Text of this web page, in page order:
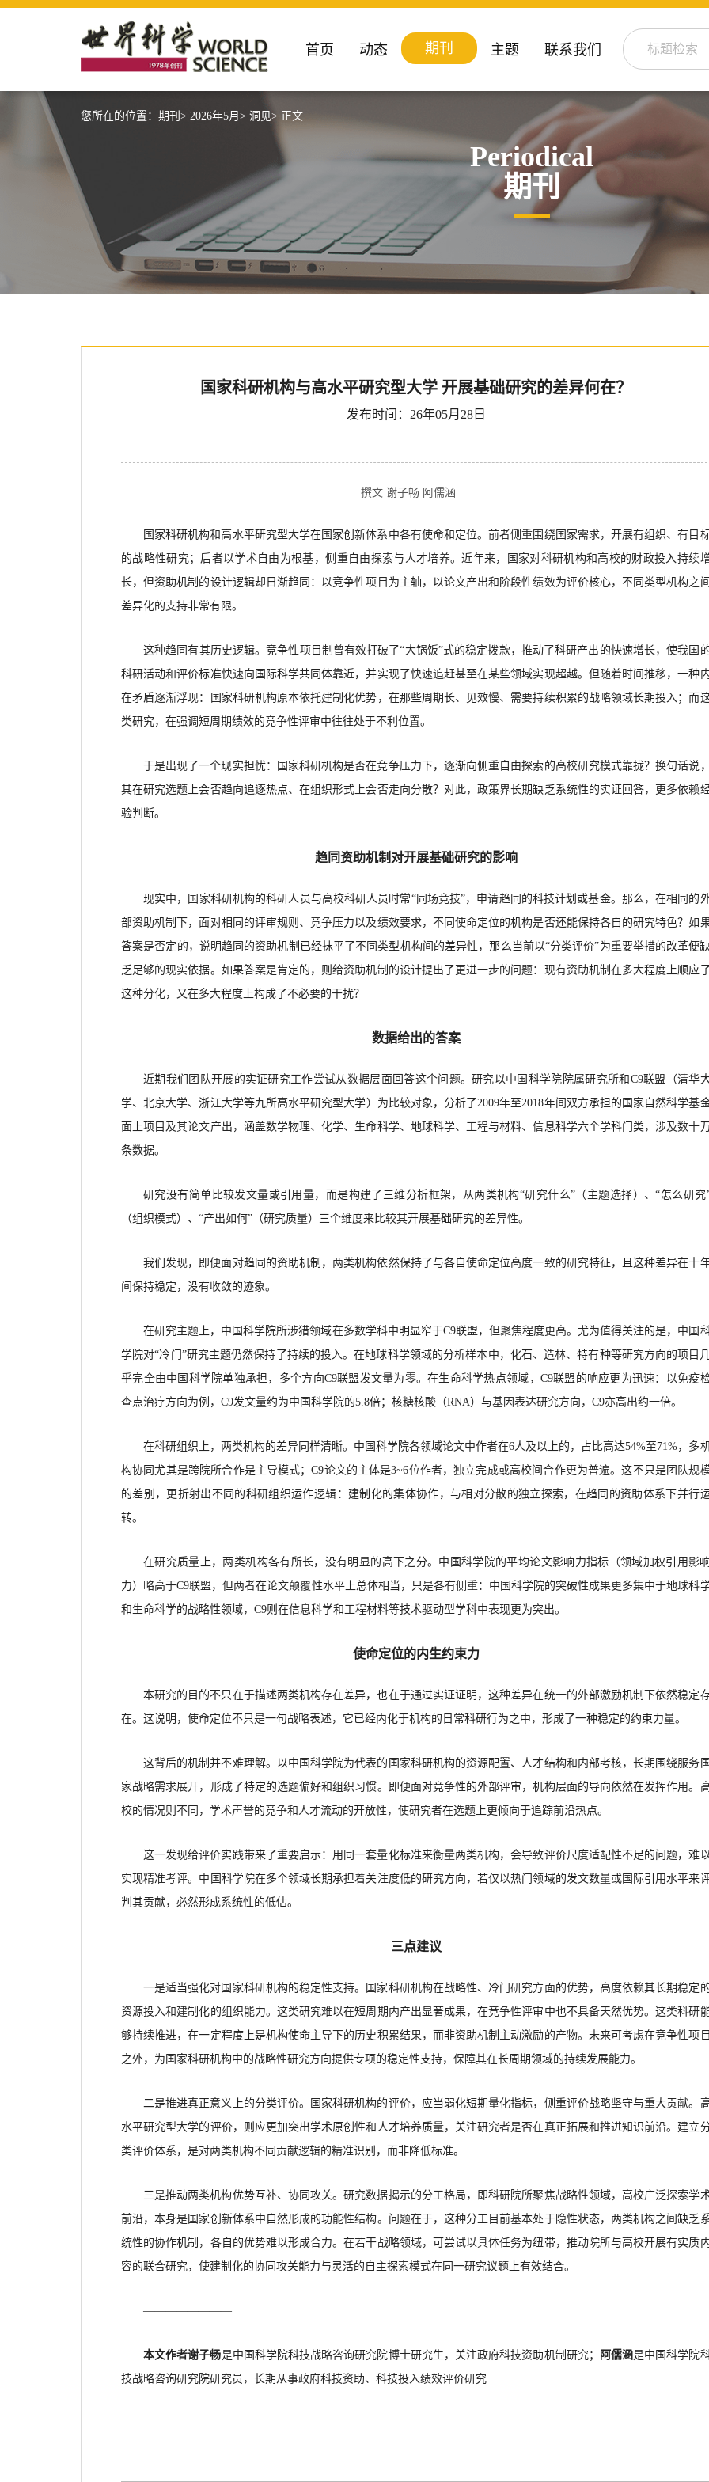
首页 动态 期刊 主题 联系我们
您所在的位置： 期刊> 2026年5月> 洞见> 正文
Periodical
期刊
国家科研机构与高水平研究型大学 开展基础研究的差异何在？
发布时间：26年05月28日
撰文 谢子畅 阿儒涵
国家科研机构和高水平研究型大学在国家创新体系中各有使命和定位。前者侧重围绕国家需求，开展有组织、有目
的战略性研究；后者以学术自由为根基，侧重自由探索与人才培养。近年来，国家对科研机构和高校的财政投入持续
长，但资助机制的设计逻辑却日渐趋同：以竞争性项目为主轴，以论文产出和阶段性绩效为评价核心，不同类型机构之间
差异化的支持非常有限。
这种趋同有其历史逻辑。竞争性项目制曾有效打破了“大锅饭”式的稳定拨款，推动了科研产出的快速增长，使我国
科研活动和评价标准快速向国际科学共同体靠近，并实现了快速追赶甚至在某些领域实现超越。但随着时间推移，一种
在矛盾逐渐浮现：国家科研机构原本依托建制化优势，在那些周期长、见效慢、需要持续积累的战略领域长期投入；而
类研究，在强调短周期绩效的竞争性评审中往往处于不利位置。
于是出现了一个现实担忧：国家科研机构是否在竞争压力下，逐渐向侧重自由探索的高校研究模式靠拢？换句话说，
其在研究选题上会否趋向追逐热点、在组织形式上会否走向分散？对此，政策界长期缺乏系统性的实证回答，更多依赖
验判断。
趋同资助机制对开展基础研究的影响
现实中，国家科研机构的科研人员与高校科研人员时常“同场竞技”，申请趋同的科技计划或基金。那么，在相同的
部资助机制下，面对相同的评审规则、竞争压力以及绩效要求，不同使命定位的机构是否还能保持各自的研究特色？如
答案是否定的，说明趋同的资助机制已经抹平了不同类型机构间的差异性，那么当前以“分类评价”为重要举措的改革便
乏足够的现实依据。如果答案是肯定的，则给资助机制的设计提出了更进一步的问题：现有资助机制在多大程度上顺应
这种分化，又在多大程度上构成了不必要的干扰？
数据给出的答案
近期我们团队开展的实证研究工作尝试从数据层面回答这个问题。研究以中国科学院院属研究所和 C9联盟（清华
学、北京大学、浙江大学等九所高水平研究型大学）为比较对象，分析了2009年至2018年间双方承担的国家自然科学基
面上项目及其论文产出，涵盖数学物理、化学、生命科学、地球科学、工程与材料、信息科学六个学科门类，涉及数十万
条数据。
研究没有简单比较发文量或引用量，而是构建了三维分析框架，从两类机构“研究什么”（主题选择）、“怎么研究
（组织模式）、“产出如何”（研究质量）三个维度来比较其开展基础研究的差异性。
我们发现，即便面对趋同的资助机制，两类机构依然保持了与各自使命定位高度一致的研究特征，且这种差异在十
间保持稳定，没有收敛的迹象。
在研究主题上，中国科学院所涉猎领域在多数学科中明显窄于C9联盟，但聚焦程度更高。尤为值得关注的是，中国
学院对“冷门”研究主题仍然保持了持续的投入。在地球科学领域的分析样本中，化石、造林、特有种等研究方向的项目
乎完全由中国科学院单独承担，多个方向C9联盟发文量为零。在生命科学热点领域，C9联盟的响应更为迅速：以免疫
查点治疗方向为例，C9发文量约为中国科学院的5.8倍；核糖核酸（RNA）与基因表达研究方向，C9亦高出约一倍。
在科研组织上，两类机构的差异同样清晰。中国科学院各领域论文中作者在6人及以上的，占比高达54%至71%，多
构协同尤其是跨院所合作是主导模式；C9论文的主体是3~6位作者，独立完成或高校间合作更为普遍。这不只是团队规
的差别，更折射出不同的科研组织运作逻辑：建制化的集体协作，与相对分散的独立探索，在趋同的资助体系下并行
转。
在研究质量上，两类机构各有所长，没有明显的高下之分。中国科学院的平均论文影响力指标（领域加权引用影响
力）略高于C9联盟，但两者在论文颠覆性水平上总体相当，只是各有侧重：中国科学院的突破性成果更多集中于地球科
和生命科学的战略性领域，C9则在信息科学和工程材料等技术驱动型学科中表现更为突出。
使命定位的内生约束力
本研究的目的不只在于描述两类机构存在差异，也在于通过实证证明，这种差异在统一的外部激励机制下依然稳定
在。这说明，使命定位不只是一句战略表述，它已经内化于机构的日常科研行为之中，形成了一种稳定的约束力量。
这背后的机制并不难理解。以中国科学院为代表的国家科研机构的资源配置、人才结构和内部考核，长期围绕服务国
家战略需求展开，形成了特定的选题偏好和组织习惯。即便面对竞争性的外部评审，机构层面的导向依然在发挥作用。
校的情况则不同，学术声誉的竞争和人才流动的开放性，使研究者在选题上更倾向于追踪前沿热点。
这一发现给评价实践带来了重要启示：用同一套量化标准来衡量两类机构，会导致评价尺度适配性不足的问题，难
实现精准考评。中国科学院在多个领域长期承担着关注度低的研究方向，若仅以热门领域的发文数量或国际引用水平来
判其贡献，必然形成系统性的低估。
三点建议
一是适当强化对国家科研机构的稳定性支持。国家科研机构在战略性、冷门研究方面的优势，高度依赖其长期稳定
资源投入和建制化的组织能力。这类研究难以在短周期内产出显著成果，在竞争性评审中也不具备天然优势。这类科研
够持续推进，在一定程度上是机构使命主导下的历史积累结果，而非资助机制主动激励的产物。未来可考虑在竞争性项目
之外，为国家科研机构中的战略性研究方向提供专项的稳定性支持，保障其在长周期领域的持续发展能力。
二是推进真正意义上的分类评价。国家科研机构的评价，应当弱化短期量化指标，侧重评价战略坚守与重大贡献。
水平研究型大学的评价，则应更加突出学术原创性和人才培养质量，关注研究者是否在真正拓展和推进知识前沿。建立
类评价体系，是对两类机构不同贡献逻辑的精准识别，而非降低标准。
三是推动两类机构优势互补、协同攻关。研究数据揭示的分工格局，即科研院所聚焦战略性领域，高校广泛探索学
前沿，本身是国家创新体系中自然形成的功能性结构。问题在于，这种分工目前基本处于隐性状态，两类机构之间缺乏
统性的协作机制，各自的优势难以形成合力。在若干战略领域，可尝试以具体任务为纽带，推动院所与高校开展有实质
容的联合研究，使建制化的协同攻关能力与灵活的自主探索模式在同一研究议题上有效结合。
————————
本文作者谢子畅是中国科学院科技战略咨询研究院博士研究生，关注政府科技资助机制研究； 阿儒涵是中国科学院
技战略咨询研究院研究员，长期从事政府科技资助、科技投入绩效评价研究